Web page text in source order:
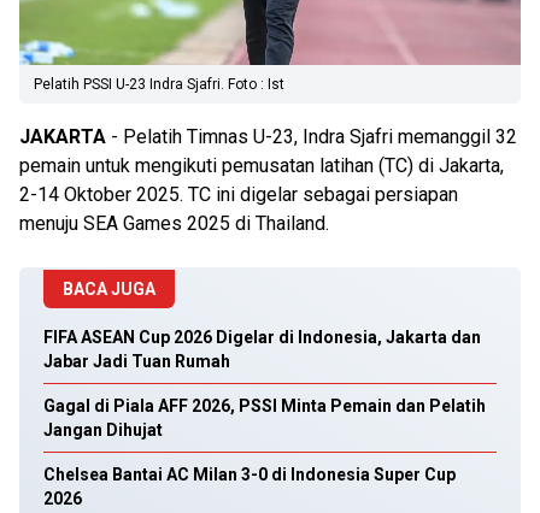
Pelatih PSSI U-23 Indra Sjafri. Foto : Ist
JAKARTA - Pelatih Timnas U-23, Indra Sjafri memanggil 32
pemain untuk mengikuti pemusatan latihan (TC) di Jakarta,
2-14 Oktober 2025. TC ini digelar sebagai persiapan
menuju SEA Games 2025 di Thailand.
BACA JUGA
FIFA ASEAN Cup 2026 Digelar di Indonesia, Jakarta dan
Jabar Jadi Tuan Rumah
Gagal di Piala AFF 2026, PSSI Minta Pemain dan Pelatih
Jangan Dihujat
Chelsea Bantai AC Milan 3-0 di Indonesia Super Cup
2026